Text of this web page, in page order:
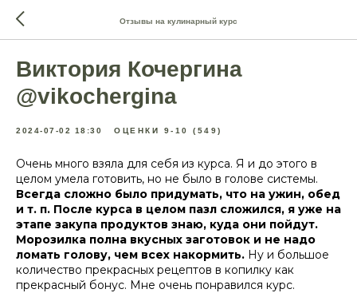
Отзывы на кулинарный курс
Виктория Кочергина
@vikochergina
2024-07-02 18:30 ОЦЕНКИ 9-10 (549)
Очень много взяла для себя из курса. Я и до этого в
целом умела готовить, но не было в голове системы.
Всегда сложно было придумать, что на ужин, обед
и т. п. После курса в целом пазл сложился, я уже на
этапе закупа продуктов знаю, куда они пойдут.
Морозилка полна вкусных заготовок и не надо
ломать голову, чем всех накормить. Ну и большое
количество прекрасных рецептов в копилку как
прекрасный бонус. Мне очень понравился курс.